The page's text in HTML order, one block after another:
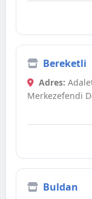
Bereketli
Adres:
Merkezefendi
Buldan